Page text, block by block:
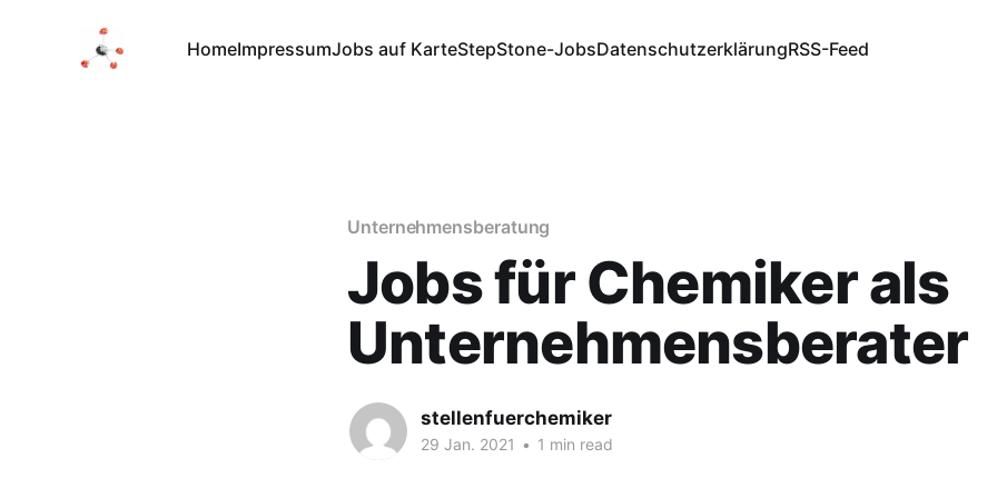
HomeImpressumJobs auf KarteStepStone-JobsDatenschutzerklärungRSS-Feed
Unternehmensberatung
Jobs für Chemiker als
Unternehmensberater
stellenfuerchemiker
29 Jan. 2021 • 1 min read